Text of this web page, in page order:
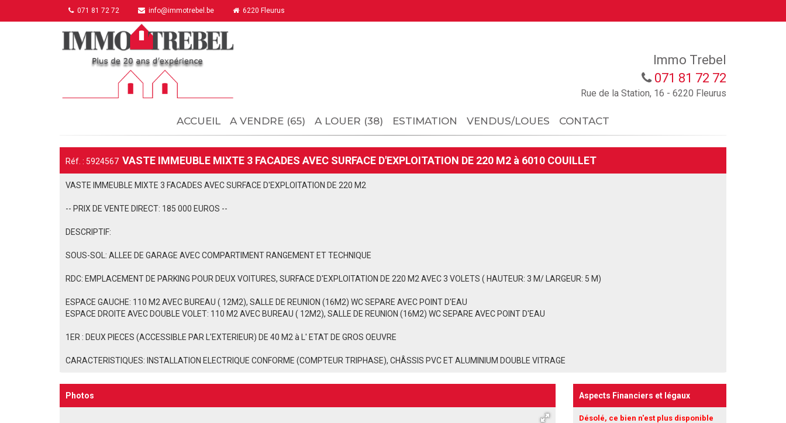
071 81 72 72 info@immotrebel.be 6220 Fleurus
Immo Trebel
071 81 72 72
Rue de la Station, 16 - 6220 Fleurus
ACCUEIL A VENDRE (65) A LOUER (38) ESTIMATION VENDUS/LOUES CONTACT
Réf. : 5924567 VASTE IMMEUBLE MIXTE 3 FACADES AVEC SURFACE D'EXPLOITATION DE 220 M2 à 6010 COUILLET
VASTE IMMEUBLE MIXTE 3 FACADES AVEC SURFACE D'EXPLOITATION DE 220 M2
-- PRIX DE VENTE DIRECT: 185 000 EUROS --
DESCRIPTIF:
SOUS-SOL: ALLEE DE GARAGE AVEC COMPARTIMENT RANGEMENT ET TECHNIQUE
RDC: EMPLACEMENT DE PARKING POUR DEUX VOITURES, SURFACE D'EXPLOITATION DE 220 M2 AVEC 3 VOLETS ( HAUTEUR: 3 M/ LARGEUR: 5 M)
ESPACE GAUCHE: 110 M2 AVEC BUREAU ( 12M2), SALLE DE REUNION (16M2) WC SEPARE AVEC POINT D'EAU
ESPACE DROITE AVEC DOUBLE VOLET: 110 M2 AVEC BUREAU ( 12M2), SALLE DE REUNION (16M2) WC SEPARE AVEC POINT D'EAU
1ER : DEUX PIECES (ACCESSIBLE PAR L'EXTERIEUR) DE 40 M2 à L' ETAT DE GROS OEUVRE
CARACTERISTIQUES: INSTALLATION ELECTRIQUE CONFORME (COMPTEUR TRIPHASE), CHÂSSIS PVC ET ALUMINIUM DOUBLE VITRAGE
Photos Aspects Financiers et légaux
Désolé, ce bien n'est plus disponible